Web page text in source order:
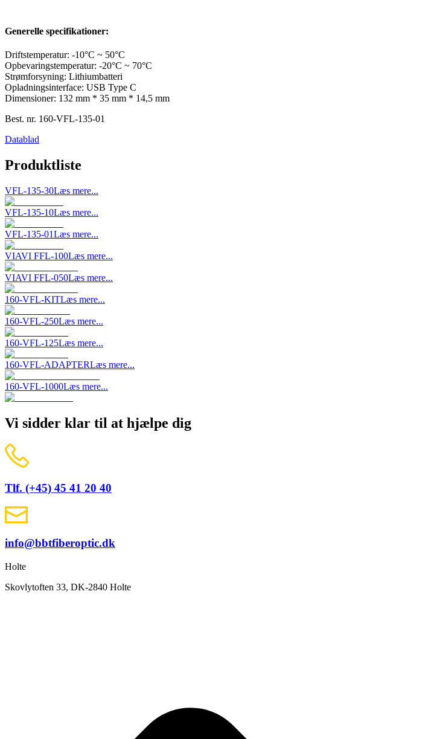
Generelle specifikationer:
Driftstemperatur: -10°C ~ 50°C
Opbevaringstemperatur: -20°C ~ 70°C
Strømforsyning: Lithiumbatteri
Opladningsinterface: USB Type C
Dimensioner: 132 mm * 35 mm * 14,5 mm
Best. nr. 160-VFL-135-01
Datablad
Produktliste
VFL-135-30Læs mere...
VFL-135-10Læs mere...
VFL-135-01Læs mere...
VIAVI FFL-100Læs mere...
VIAVI FFL-050Læs mere...
160-VFL-KITLæs mere...
160-VFL-250Læs mere...
160-VFL-125Læs mere...
160-VFL-ADAPTERLæs mere...
160-VFL-1000Læs mere...
Vi sidder klar til at hjælpe dig
Tlf. (+45) 45 41 20 40
info@bbtfiberoptic.dk
Holte
Skovlytoften 33, DK-2840 Holte